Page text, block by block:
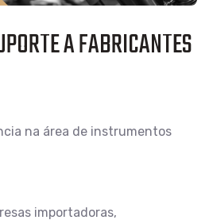
A FABRICANTES
na área de instrumentos
importadoras,